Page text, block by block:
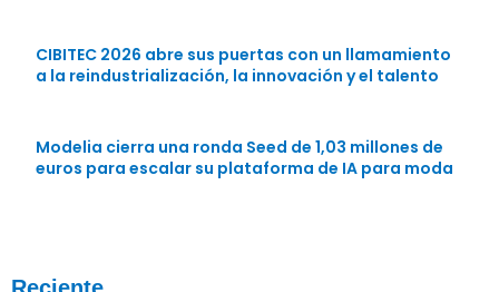
CIBITEC 2026 abre sus puertas con un llamamiento
a la reindustrialización, la innovación y el talento
Modelia cierra una ronda Seed de 1,03 millones de
euros para escalar su plataforma de IA para moda